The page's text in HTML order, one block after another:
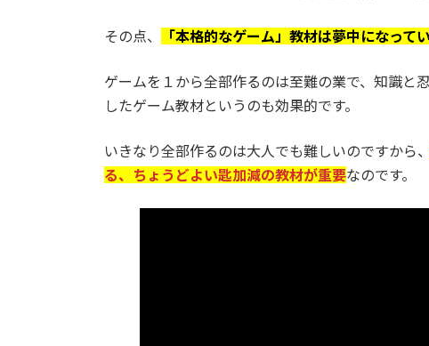
その点、 「本格的なゲーム」教材は夢中になって
ゲームを１から全部作るのは至難の業で、知識と
したゲーム教材というのも効果的です。
いきなり全部作るのは大人でも難しいのですから、
る、ちょうどよい匙加減の教材が重要なのです。